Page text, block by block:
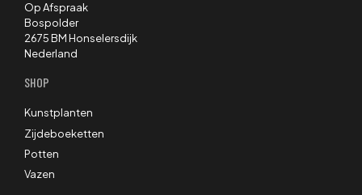
Op Afspraak
Bospolder
2675 BM Honselersdijk
Nederland
SHOP
Kunstplanten
Zijdeboeketten
Potten
Vazen